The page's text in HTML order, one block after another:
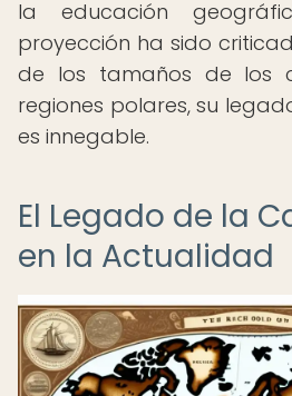
la educación
proyección ha sido
de los tamaños de los
regiones polares, su
es innegable.
El Legado de la
en la Actualidad